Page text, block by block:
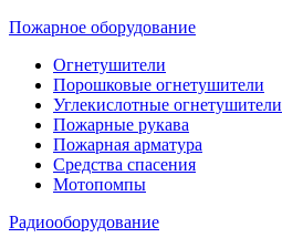
Пожарное оборудование
Огнетушители
Порошковые огнетушители
Углекислотные огнетушители
Пожарные рукава
Пожарная арматура
Средства спасения
Мотопомпы
Радиооборудование